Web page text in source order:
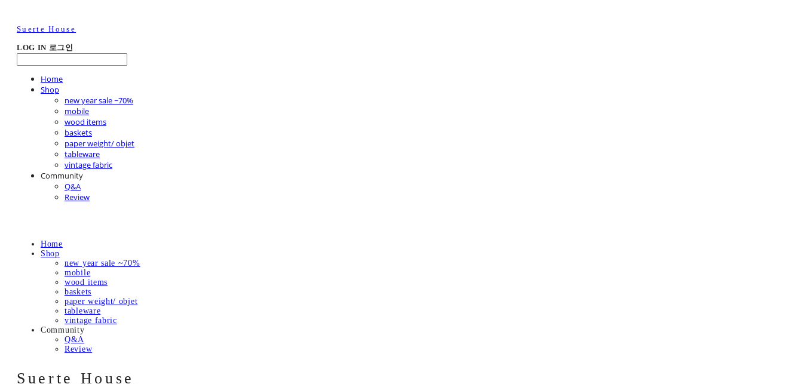
Suerte House
LOG IN 로그인
Home
Shop
new year sale ~70%
mobile
wood items
baskets
paper weight/ objet
tableware
vintage fabric
Community
Q&A
Review
Home
Shop
new year sale ~70%
mobile
wood items
baskets
paper weight/ objet
tableware
vintage fabric
Community
Q&A
Review
Suerte House